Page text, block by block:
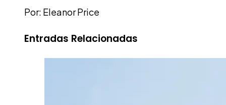
Por: Eleanor Price
Entradas Relacionadas